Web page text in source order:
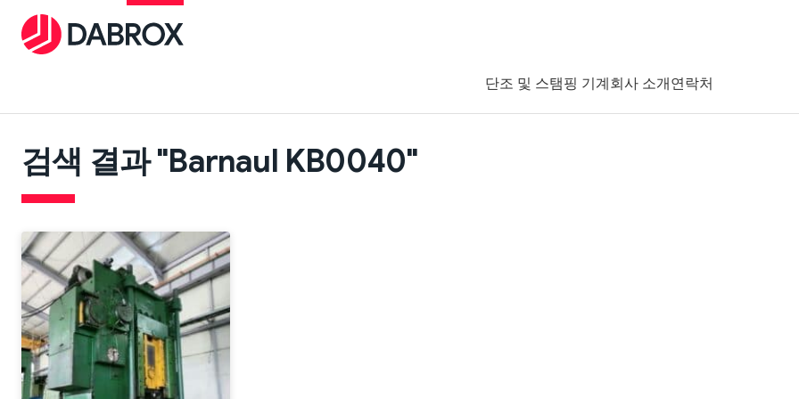
단조 및 스탬핑 기계 회사 소개 연락처
검색 결과 "Barnaul KB0040"